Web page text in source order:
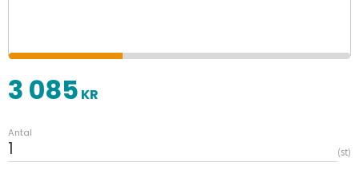
3 085 KR
Antal
st